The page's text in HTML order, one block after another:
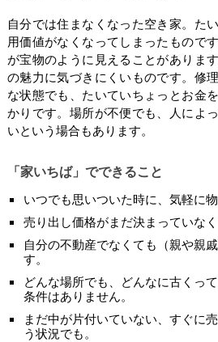
自分では住まなくなった空き家。た
用価値がなくなってしまったもので
が宝物のように見えることがありま
の魅力に気づきにくいものです。修
な状態でも、たいていちょっとお金
かりです。場所が不便でも、人によ
いという場合もあります。
「家いちば」でできること
いつでも思いついた時に、気軽に
売り出し価格がまだ決まっていな
自分の不動産でなくても（親や親
す。
どんな場所でも、どんなに古くっ
条件はありません。
まだ中が片付いていない、すぐに
う状況でも。